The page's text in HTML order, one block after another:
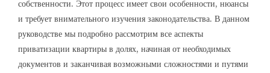
собственности. Этот процесс имеет свои особенности, нюансы
и требует внимательного изучения законодательства. В данном
руководстве мы подробно рассмотрим все аспекты
приватизации квартиры в долях, начиная от необходимых
документов и заканчивая возможными сложностями и путями